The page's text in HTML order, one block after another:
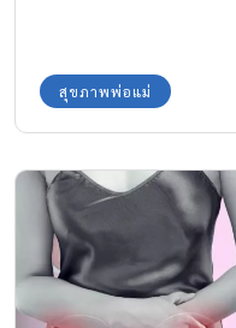
สุขภาพพ่อแม่